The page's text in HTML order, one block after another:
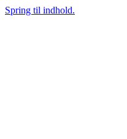
Spring til indhold.